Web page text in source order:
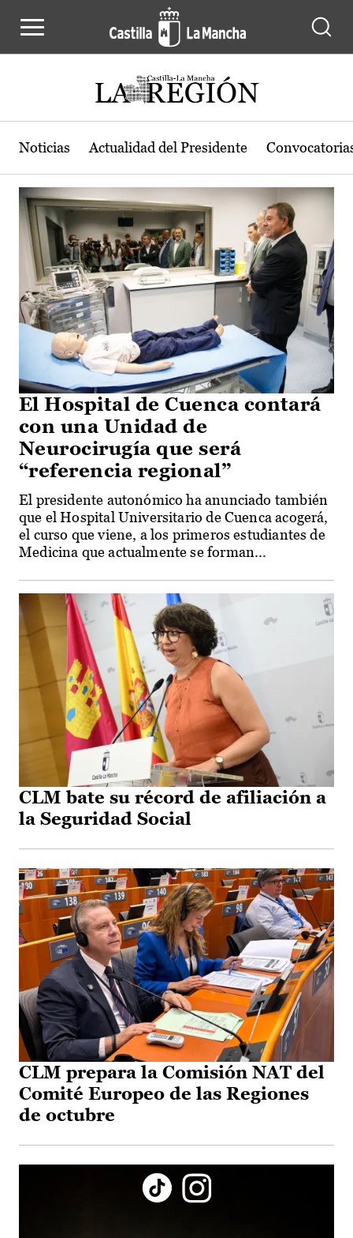
Actualidad de la región de Castilla-
Noticias Actualidad del Presidente
El Hospital de Cuenca contará
con una Unidad de
Neurocirugía que será
“referencia regional”
El presidente autonómico ha anunciado también
que el Hospital Universitario de Cuenca acogerá,
el curso que viene, a los primeros estudiantes de
Medicina que actualmente se forman...
CLM bate su récord de afiliación a
la Seguridad Social
CLM prepara la Comisión NAT del
Comité Europeo de las Regiones
de octubre